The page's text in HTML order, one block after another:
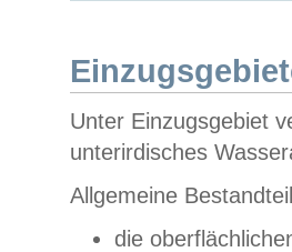
Unter Einzugsgebiet
unterirdisches
Allgemeine
die